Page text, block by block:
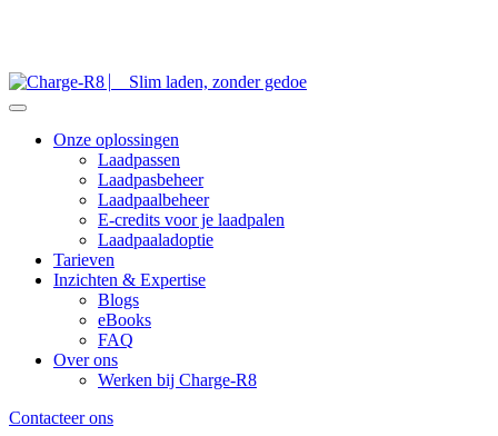
Onze oplossingen
Laadpassen
Laadpasbeheer
Laadpaalbeheer
E-credits voor je laadpalen
Laadpaaladoptie
Tarieven
Inzichten & Expertise
Blogs
eBooks
FAQ
Over ons
Werken bij Charge-R8
Contacteer ons